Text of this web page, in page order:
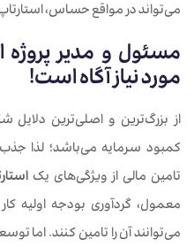
می‌تواند در مواقع حساس،
مسئول و مدیر پروژه
مورد نیاز آگاه است!
از بزرگ‌ترین و اصلی‌ترین
کمبود سرمایه می‌باشد؛ لذا
تامین مالی از ویژگی‌های یک
معمول، گردآوری بودجه اولیه
می‌توانند آن را تامین کنند. اما